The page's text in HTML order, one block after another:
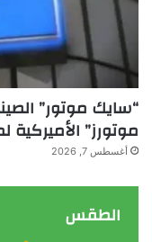
“سايك موتور”
موتورز” الأميركية لمدة
أغسطس 7, 2026
الطقس